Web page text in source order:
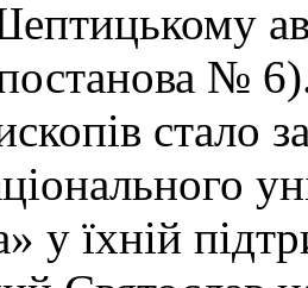
№
стало
у їхній